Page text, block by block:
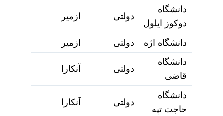
دانشگاه
دوکوز ایلول
دولتی ازمیر
دانشگاه اژه دولتی
ازمیر
دانشگاه
قاضی
دولتی آنکارا
دانشگاه
حاجت تپه
دولتی آنکارا